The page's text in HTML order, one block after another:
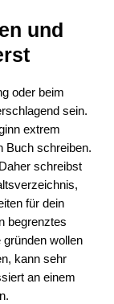
und
oder beim
sein.
extrem
Buch schreiben.
schreibst
für dein
begrenztes
gründen wollen
kann sehr
an einem